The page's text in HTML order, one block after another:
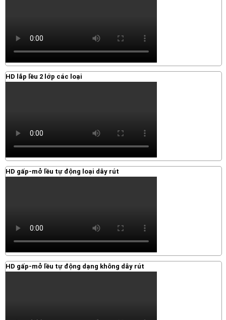
HD lắp lều 2 lớp các loại
HD gấp-mở lều tự động loại dây rút
HD gấp-mở lều tự động dạng không dây rút